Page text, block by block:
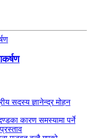
सदस्य ज्ञानेन्द्र मोहन
कारण समस्यामा पर्ने